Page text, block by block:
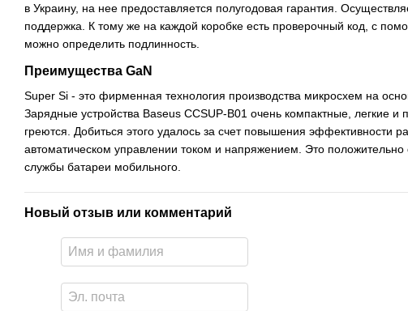
в Украину, на нее предоставляется полугодовая гарантия.
поддержка. К тому же на каждой коробке есть проверочный код, с
можно определить подлинность.
Преимущества GaN
Super Si - это фирменная технология производства микросхем на
Зарядные устройства Baseus CCSUP-B01 очень компактные, легкие и
греются. Добиться этого удалось за счет повышения эффективности
автоматическом управлении током и напряжением. Это положительно
службы батареи мобильного.
Новый отзыв или комментарий